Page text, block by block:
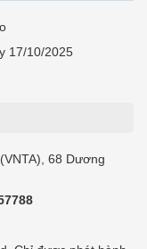
17/10/2025
68 Dương